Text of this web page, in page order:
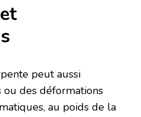
peut aussi
ou des déformations
au poids de la